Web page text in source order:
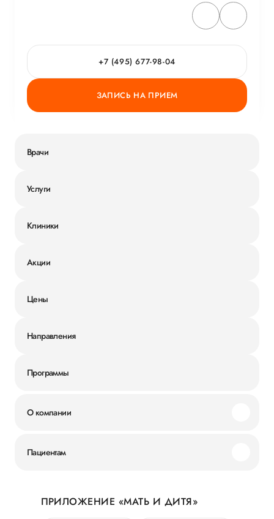
+7 (495) 677-98-04
ЗАПИСЬ НА ПРИЕМ
Врачи
Услуги
Клиники
Акции
Цены
Направления
Программы
О компании
Новости
Пациентам
Личный кабинет
ПРИЛОЖЕНИЕ «МАТЬ И ДИТЯ»